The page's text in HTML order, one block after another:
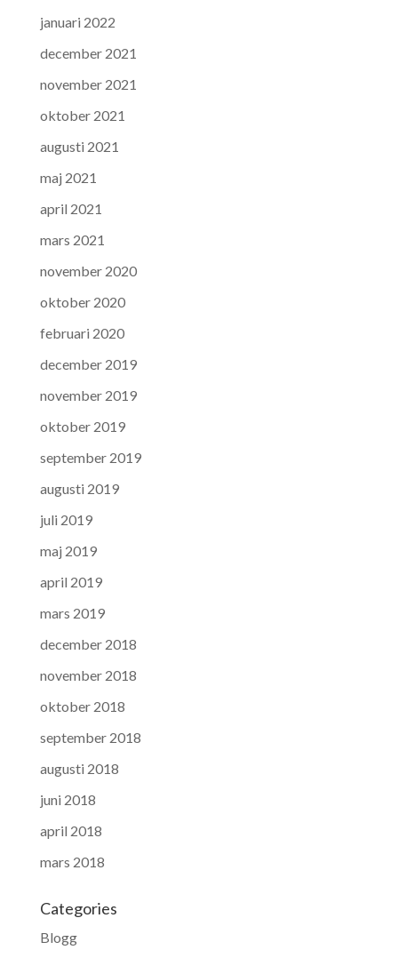
januari 2022
december 2021
november 2021
oktober 2021
augusti 2021
maj 2021
april 2021
mars 2021
november 2020
oktober 2020
februari 2020
december 2019
november 2019
oktober 2019
september 2019
augusti 2019
juli 2019
maj 2019
april 2019
mars 2019
december 2018
november 2018
oktober 2018
september 2018
augusti 2018
juni 2018
april 2018
mars 2018
Categories
Blogg